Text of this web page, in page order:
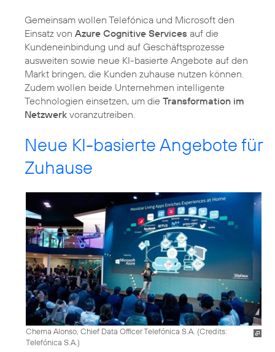
Gemeinsam wollen Telefónica und Microsoft den
Einsatz von Azure Cognitive Services auf die
Kundeneinbindung und auf Geschäftsprozesse
ausweiten sowie neue KI-basierte Angebote auf den
Markt bringen, die Kunden zuhause nutzen können.
Zudem wollen beide Unternehmen intelligente
Technologien einsetzen, um die Transformation im
Netzwerk voranzutreiben.
Neue KI-basierte Angebote für
Zuhause
Chema Alonso, Chief Data Officer Telefónica S.A. (Credits:
Telefónica S.A.)